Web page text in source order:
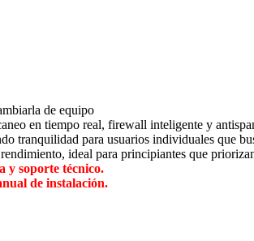
de equipo
en tiempo real, firewall inteligente y
tranquilidad para usuarios individuales que
ideal para principiantes que
y soporte técnico.
de instalación.